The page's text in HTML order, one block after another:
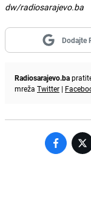
dw/radiosarajevo.ba
Dodajte
Radiosarajevo.ba
mreža Twitter |